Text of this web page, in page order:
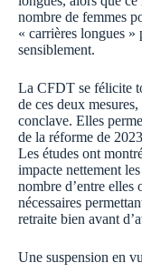
nombre de femmes
« carrières longues »
sensiblement.
La CFDT se félicite
de ces deux
conclave. Elles
de la réforme de
Les études ont
impacte nettement
nombre d’entre elles
nécessaires
retraite bien avant
Une suspension en